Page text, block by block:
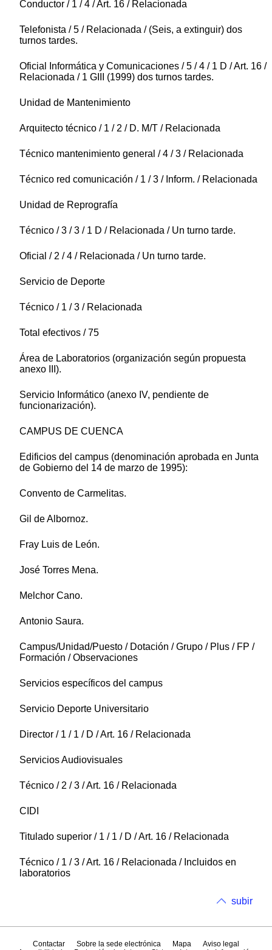
Conductor / 1 / 4 / Art. 16 / Relacionada
Telefonista / 5 / Relacionada / (Seis, a extinguir) dos
turnos tardes.
Oficial Informática y Comunicaciones / 5 / 4 / 1 D / Art. 16 /
Relacionada / 1 GIII (1999) dos turnos tardes.
Unidad de Mantenimiento
Arquitecto técnico / 1 / 2 / D. M/T / Relacionada
Técnico mantenimiento general / 4 / 3 / Relacionada
Técnico red comunicación / 1 / 3 / Inform. / Relacionada
Unidad de Reprografía
Técnico / 3 / 3 / 1 D / Relacionada / Un turno tarde.
Oficial / 2 / 4 / Relacionada / Un turno tarde.
Servicio de Deporte
Técnico / 1 / 3 / Relacionada
Total efectivos / 75
Área de Laboratorios (organización según propuesta
anexo III).
Servicio Informático (anexo IV, pendiente de
funcionarización).
CAMPUS DE CUENCA
Edificios del campus (denominación aprobada en Junta
de Gobierno del 14 de marzo de 1995):
Convento de Carmelitas.
Gil de Albornoz.
Fray Luis de León.
José Torres Mena.
Melchor Cano.
Antonio Saura.
Campus/Unidad/Puesto / Dotación / Grupo / Plus / FP /
Formación / Observaciones
Servicios específicos del campus
Servicio Deporte Universitario
Director / 1 / 1 / D / Art. 16 / Relacionada
Servicios Audiovisuales
Técnico / 2 / 3 / Art. 16 / Relacionada
CIDI
Titulado superior / 1 / 1 / D / Art. 16 / Relacionada
Técnico / 1 / 3 / Art. 16 / Relacionada / Incluidos en
laboratorios
subir
Contactar Sobre la sede electrónica Mapa
Aviso legal